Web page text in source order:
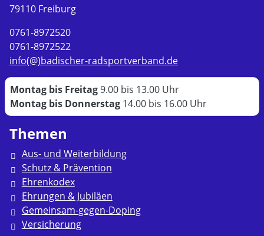
79110 Freiburg
0761-8972520
0761-8972522
info(@)badischer-radsportverband.de
Montag bis Freitag9.00 bis 13.00 Uhr
Montag bis Donnerstag 14.00 bis 16.00 Uhr
Themen
Aus- und Weiterbildung
Schutz & Prävention
Ehrenkodex
Ehrungen & Jubiläen
Gemeinsam-gegen-Doping
Versicherung